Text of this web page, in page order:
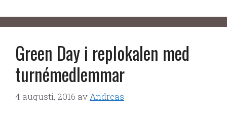
Green Day i replokalen med
turnémedlemmar
4 augusti, 2016 av Andreas